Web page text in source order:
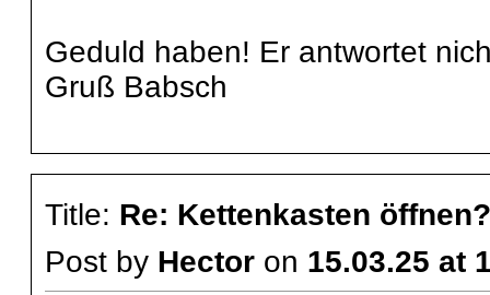
Geduld haben! Er antwortet
Gruß Babsch
Title: Re: Kettenkasten öffnen?
Post by Hectoron 15.03.25 at